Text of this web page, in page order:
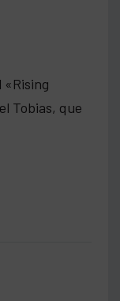
«Rising
Tobias, que